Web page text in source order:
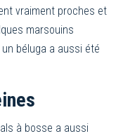
vraiment proches et
marsouins
béluga a aussi été
à bosse a aussi